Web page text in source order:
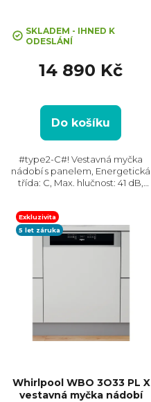
o
k
t
ů
SKLADEM - IHNED K
ODESLÁNÍ
14 890 Kč
Do košíku
#type2-C#! Vestavná myčka
nádobí s panelem, Energetická
třída: C, Max. hlučnost: 41 dB,
programů: 9, Spotřeba vody na
cyklus: 8,5 l,...
Exkluzivita
5 let záruka
Whirlpool WBO 3O33 PL X
vestavná myčka nádobí